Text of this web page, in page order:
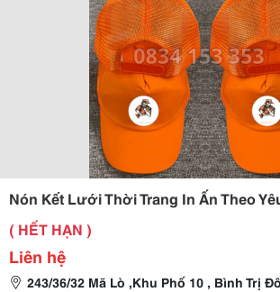
Nón Kết Lưới Thời Trang In Ấn Theo
( HẾT HẠN )
Liên hệ
243/36/32 Mã Lò ,Khu Phố 10 , Bình Trị